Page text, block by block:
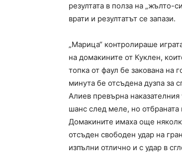
резултата в полза на „жълто-
врати и резултатът се запази.
„Марица“ контролираше
на домакините от Куклен,
топка от фаул бе закована на
минута бе отсъдена дузпа за
Алиев превърна
шанс след меле, но отбраната
Домакините имаха още
отсъден свободен удар на
изпълни отлично и с удар в